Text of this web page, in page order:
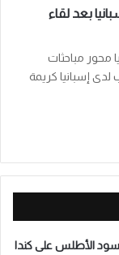
بعد لقاء
محور مباحثات
إسبانيا كريمة
الأطلس على كندا